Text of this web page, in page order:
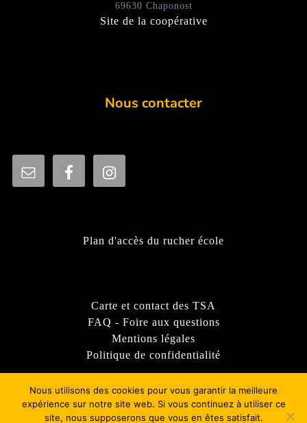
69630 Chaponost
Site de la coopérative
Nous contacter
Plan d'accès du rucher école
Carte et contact des TSA
FAQ - Foire aux questions
Mentions légales
Politique de confidentialité
Nous utilisons des cookies pour vous garantir la meilleure
expérience sur notre site web. Si vous continuez à utiliser ce
site, nous supposerons que vous en êtes satisfait.